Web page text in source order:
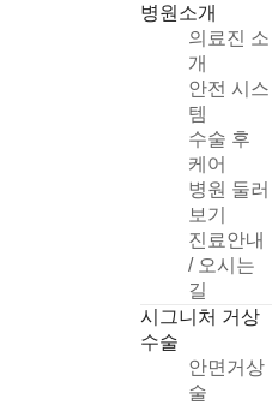
병원소개
의료진 소
개
안전 시스
템
수술 후
케어
병원 둘러
보기
진료안내
/ 오시는
길
시그니처 거상
수술
안면거상
술